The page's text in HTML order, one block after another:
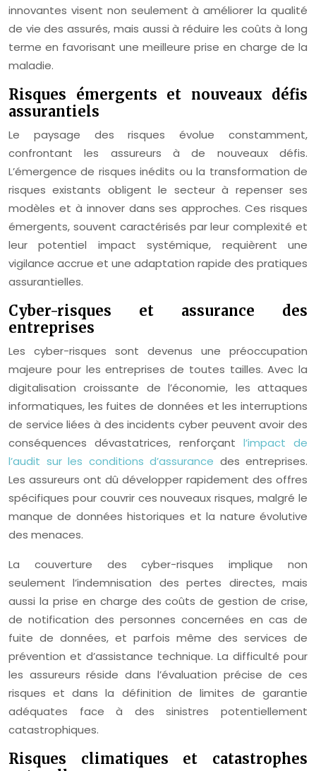
innovantes visent non seulement à améliorer la qualité
de vie des assurés, mais aussi à réduire les coûts à long
terme en favorisant une meilleure prise en charge de la
maladie.
Risques émergents et nouveaux défis
assurantiels
Le paysage des risques évolue constamment,
confrontant les assureurs à de nouveaux défis.
L’émergence de risques inédits ou la transformation de
risques existants obligent le secteur à repenser ses
modèles et à innover dans ses approches. Ces risques
émergents, souvent caractérisés par leur complexité et
leur potentiel impact systémique, requièrent une
vigilance accrue et une adaptation rapide des pratiques
assurantielles.
Cyber-risques et assurance des
entreprises
Les cyber-risques sont devenus une préoccupation
majeure pour les entreprises de toutes tailles. Avec la
digitalisation croissante de l’économie, les attaques
informatiques, les fuites de données et les interruptions
de service liées à des incidents cyber peuvent avoir des
conséquences dévastatrices, renforçant l’impact de
l’audit sur les conditions d’assurance des entreprises.
Les assureurs ont dû développer rapidement des offres
spécifiques pour couvrir ces nouveaux risques, malgré le
manque de données historiques et la nature évolutive
des menaces.
La couverture des cyber-risques implique non
seulement l’indemnisation des pertes directes, mais
aussi la prise en charge des coûts de gestion de crise,
de notification des personnes concernées en cas de
fuite de données, et parfois même des services de
prévention et d’assistance technique. La difficulté pour
les assureurs réside dans l’évaluation précise de ces
risques et dans la définition de limites de garantie
adéquates face à des sinistres potentiellement
catastrophiques.
Risques climatiques et catastrophes